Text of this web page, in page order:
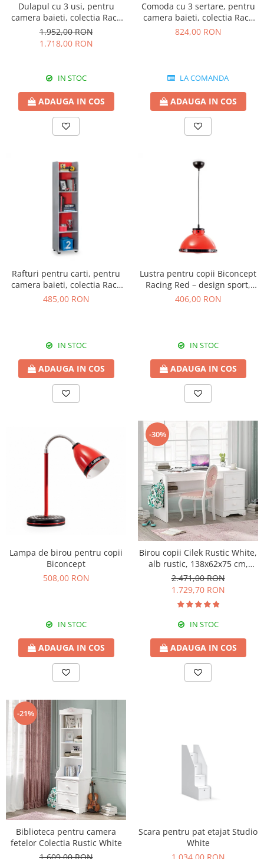
Dulapul cu 3 usi, pentru
camera baieti, colectia Race
Cup
1.952,00 RON
1.718,00 RON
IN STOC
ADAUGA IN COS
Comoda cu 3 sertare, pentru
camera baieti, colectia Race
Cup
824,00 RON
LA COMANDA
ADAUGA IN COS
Rafturi pentru carti, pentru
camera baieti, colectia Race
Cup
485,00 RON
IN STOC
ADAUGA IN COS
Lustra pentru copii Biconcept
Racing Red – design sport,
roșu
406,00 RON
IN STOC
ADAUGA IN COS
Lampa de birou pentru copii
Biconcept
508,00 RON
IN STOC
ADAUGA IN COS
-30%
Birou copii Cilek Rustic White,
alb rustic, 138x62x75 cm,
design clasic pentru fete
2.471,00 RON
1.729,70 RON
IN STOC
ADAUGA IN COS
-21%
Biblioteca pentru camera
fetelor Colectia Rustic White
Scara pentru pat etajat Studio
White